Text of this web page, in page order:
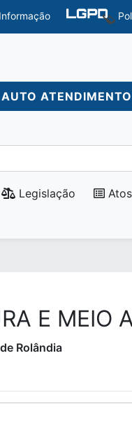
AUTO ATENDIMENTO
Legislação
E MEIO
Rolândia